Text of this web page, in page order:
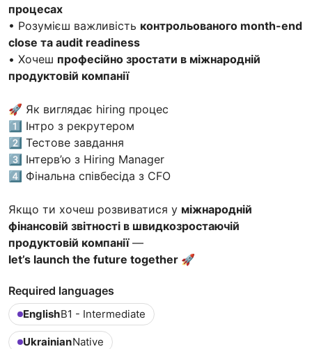
процесах
• Розумієш важливість контрольованого month-end
close та audit readiness
• Хочеш професійно зростати в міжнародній
продуктовій компанії
🚀 Як виглядає hiring процес
1️⃣ Інтро з рекрутером
2️⃣ Тестове завдання
3️⃣ Інтерв’ю з Hiring Manager
4️⃣ Фінальна співбесіда з CFO
Якщо ти хочеш розвиватися у міжнародній
фінансовій звітності в швидкозростаючій
продуктовій компанії—
let’s launch the future together 🚀
Required languages
EnglishB1 - Intermediate
UkrainianNative